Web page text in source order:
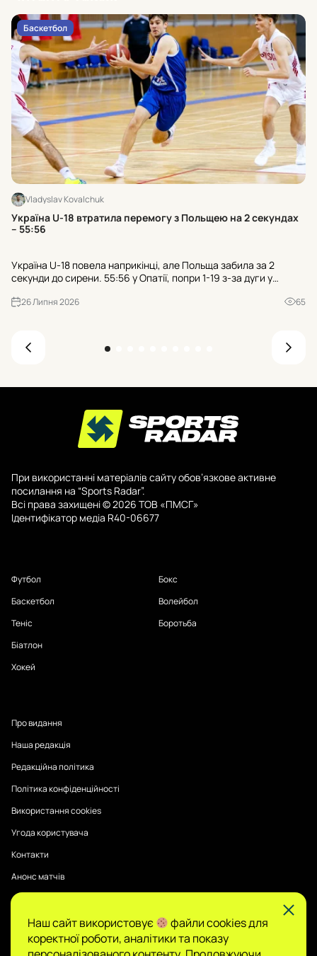
Баскетбол
Vladyslav Kovalchuk
Україна U-18 втратила перемогу з Польщею на 2 секундах
– 55:56
Україна U-18 повела наприкінці, але Польща забила за 2
секунди до сирени. 55:56 у Опатії, попри 1-19 з-за дуги у
26 Липня 2026 65
При використанні матеріалів сайту обов’язкове активне
посилання на “Sports Radar”.
Всі права захищені © 2026 ТОВ «ПМСГ»
Ідентифікатор медіа R40-06677
Футбол
Баскетбол
Теніс
Біатлон
Хокей
Бокс
Волейбол
Боротьба
Про видання
Наша редакція
Редакційна політика
Політика конфіденційності
Використання cookies
Угода користувача
Контакти
Анонс матчів
Публікації на Sports Radar мають інформаційний характер.
Думки авторів є їхньою особистою позицією, редакція не
гарантує повної достовірності та не несе відповідальності
Наш сайт використовує
файли cookies для
коректної роботи, аналітики та показу